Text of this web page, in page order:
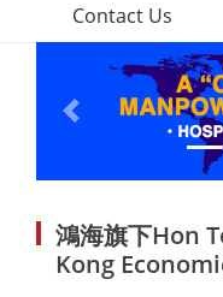
Contact Us
Previous
鴻海旗下Hon
Kong